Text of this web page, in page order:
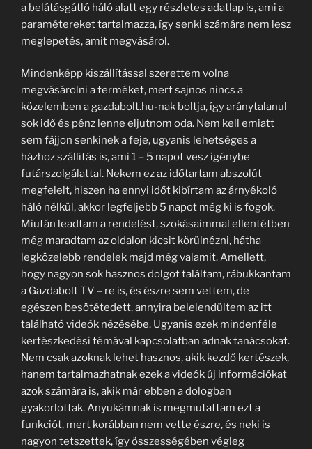
a belátásgátló háló alatt egy részletes adatlap is, ami a
paramétereket tartalmazza, így senki számára nem lesz
meglepetés, amit megvásárol.
Mindenképp kiszállítással szerettem volna
megvásárolni a terméket, mert sajnos nincs a
közelemben a gazdabolt.hu-nak boltja, így aránytalanul
sok idő és pénz lenne eljutnom oda. Nem kell emiatt
sem fájjon senkinek a feje, ugyanis lehetséges a
házhoz szállítás is, ami 1 – 5 napot vesz igénybe
futárszolgálattal. Nekem ez az időtartam abszolút
megfelelt, hiszen ha ennyi időt kibírtam az árnyékoló
háló nélkül, akkor legfeljebb 5 napot még ki is fogok.
Miután leadtam a rendelést, szokásaimmal ellentétben
még maradtam az oldalon kicsit körülnézni, hátha
legközelebb rendelek majd még valamit. Amellett,
hogy nagyon sok hasznos dolgot találtam, rábukkantam
a Gazdabolt TV – re is, és észre sem vettem, de
egészen besötétedett, annyira belelendültem az itt
található videók nézésébe. Ugyanis ezek mindenféle
kertészkedési témával kapcsolatban adnak tanácsokat.
Nem csak azoknak lehet hasznos, akik kezdő kertészek,
hanem tartalmazhatnak ezek a videók új információkat
azok számára is, akik már ebben a dologban
gyakorlottak. Anyukámnak is megmutattam ezt a
funkciót, mert korábban nem vette észre, és neki is
nagyon tetszettek, így összességében végleg